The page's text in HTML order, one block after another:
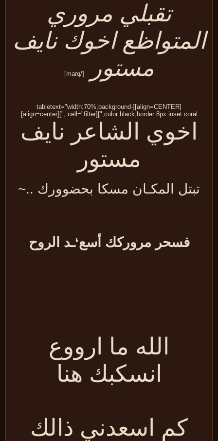
تقبلي مروري
اخوك نايف
مستور[/marq]
[align=CENTER][tabletext="width:70%;background-
color:black;border:8px inset coral;"][cell="filter:;"][align=center]
اخوي الشاعر نايف
مستور
تبتل المكـان مسكا بحضوورك ..~
فسحر مروركك أسع‘ـد الروح
الله ما ارووع
انسكبك هنا
كم اسعدني ذالك